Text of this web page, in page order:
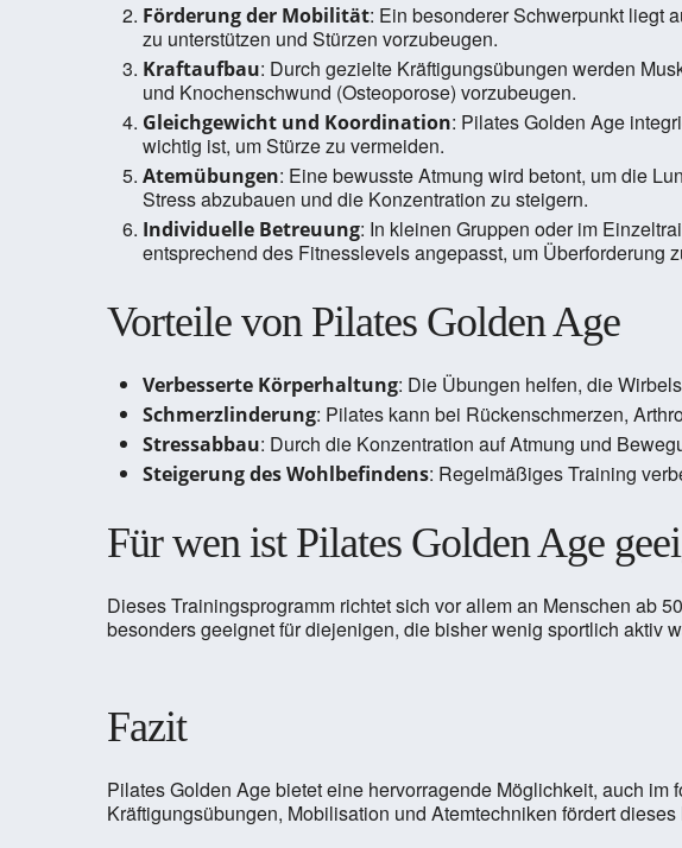
Förderung der Mobilität: Ein besonderer Schwerpunkt liegt
zu unterstützen und Stürzen vorzubeugen.
Kraftaufbau: Durch gezielte Kräftigungsübungen werden
und Knochenschwund (Osteoporose) vorzubeugen.
Gleichgewicht und Koordination: Pilates Golden Age
wichtig ist, um Stürze zu vermeiden.
Atemübungen: Eine bewusste Atmung wird betont, um die
Stress abzubauen und die Konzentration zu steigern.
Individuelle Betreuung: In kleinen Gruppen oder im
entsprechend des Fitnesslevels angepasst, um Überforderung
Vorteile von Pilates Golden Age
Verbesserte Körperhaltung: Die Übungen helfen, die
Schmerzlinderung: Pilates kann bei Rückenschmerzen,
Stressabbau: Durch die Konzentration auf Atmung und
Steigerung des Wohlbefindens: Regelmäßiges Training
Für wen ist Pilates Golden Age
Dieses Trainingsprogramm richtet sich vor allem an Menschen ab
besonders geeignet für diejenigen, die bisher wenig sportlich aktiv
Fazit
Pilates Golden Age bietet eine hervorragende Möglichkeit, auch
Kräftigungsübungen, Mobilisation und Atemtechniken fördert